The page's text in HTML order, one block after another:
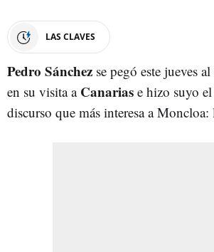
LAS CLAVES
Pedro Sánchez se pegó este jueves al
en su visita a Canarias e hizo suyo
discurso que más interesa a Moncloa: